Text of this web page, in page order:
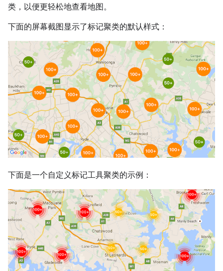
类，以便更轻松地查看地图。
下面的屏幕截图显示了标记聚类的默认样式：
下面是一个自定义标记工具聚类的示例：